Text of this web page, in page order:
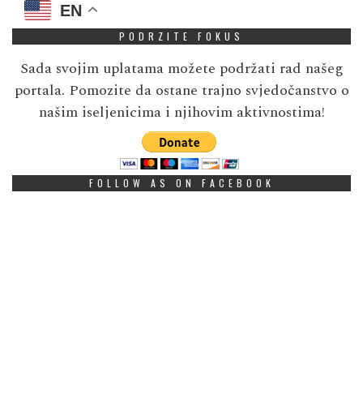
EN
PODRZITE FOKUS
Sada svojim uplatama možete podržati rad našeg
portala. Pomozite da ostane trajno svjedočanstvo o
našim iseljenicima i njihovim aktivnostima!
FOLLOW AS ON FACEBOOK